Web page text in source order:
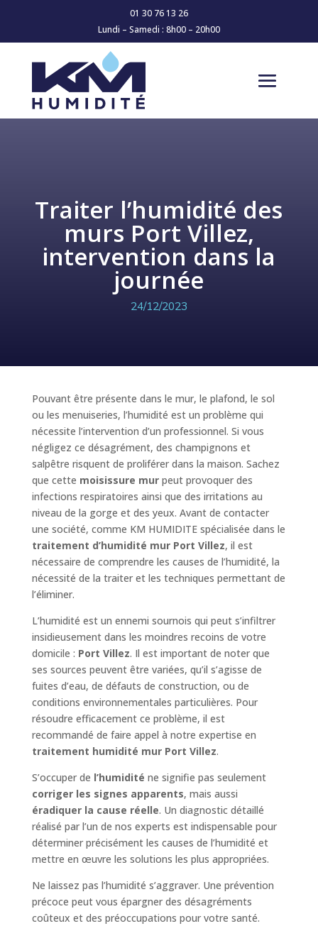
01 30 76 13 26
Lundi – Samedi : 8h00 – 20h00
Traiter l’humidité des
murs Port Villez,
intervention dans la
journée
24/12/2023
Pouvant être présente dans le mur, le plafond, le sol
ou les menuiseries, l’humidité est un problème qui
nécessite l’intervention d’un professionnel. Si vous
négligez ce désagrément, des champignons et
salpêtre risquent de proliférer dans la maison. Sachez
que cette moisissure murpeut provoquer des
infections respiratoires ainsi que des irritations au
niveau de la gorge et des yeux. Avant de contacter
une société, comme KM HUMIDITE spécialisée dans le
traitement d’humidité mur Port Villez, il est
nécessaire de comprendre les causes de l’humidité, la
nécessité de la traiter et les techniques permettant de
l’éliminer.
L’humidité est un ennemi sournois qui peut s’infiltrer
insidieusement dans les moindres recoins de votre
domicile : Port Villez. Il est important de noter que
ses sources peuvent être variées, qu’il s’agisse de
fuites d’eau, de défauts de construction, ou de
conditions environnementales particulières. Pour
résoudre efficacement ce problème, il est
recommandé de faire appel à notre expertise en
traitement humidité mur Port Villez.
S’occuper de l’humidité ne signifie pas seulement
corriger les signes apparents, mais aussi
éradiquer la cause réelle. Un diagnostic détaillé
réalisé par l’un de nos experts est indispensable pour
déterminer précisément les causes de l’humidité et
mettre en œuvre les solutions les plus appropriées.
Ne laissez pas l’humidité s’aggraver. Une prévention
précoce peut vous épargner des désagréments
coûteux et des préoccupations pour votre santé.